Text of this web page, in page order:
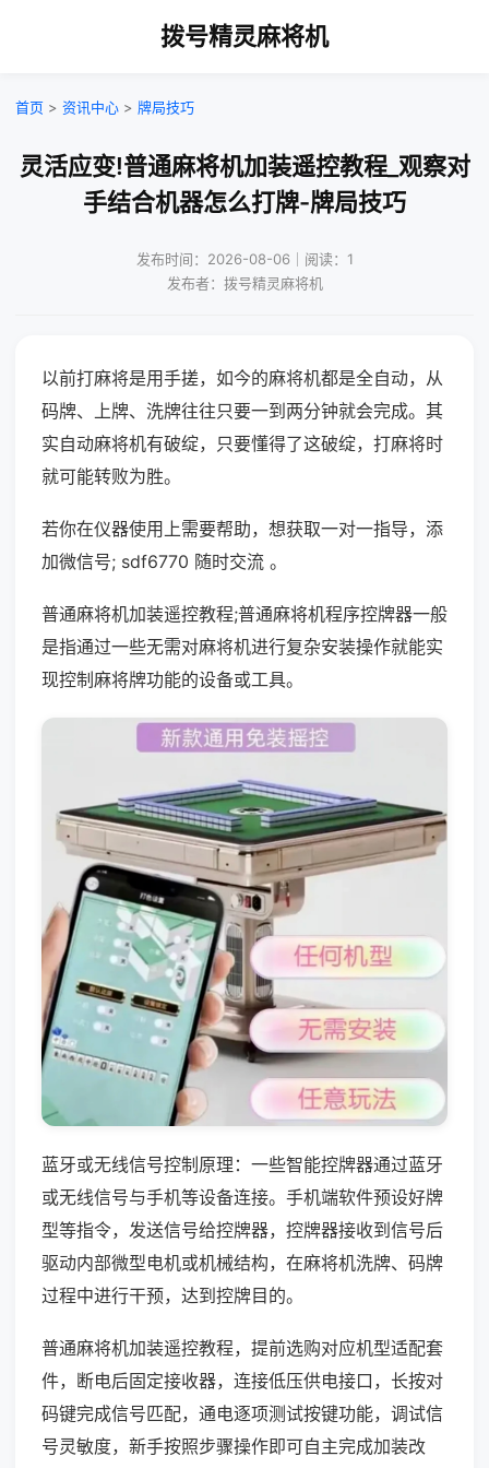
拨号精灵麻将机
首页 > 资讯中心 > 牌局技巧
灵活应变!普通麻将机加装遥控教程_观察对
手结合机器怎么打牌-牌局技巧
发布时间：2026-08-06｜阅读：1
发布者：拨号精灵麻将机
以前打麻将是用手搓，如今的麻将机都是全自动，从
码牌、上牌、洗牌往往只要一到两分钟就会完成。其
实自动麻将机有破绽，只要懂得了这破绽，打麻将时
就可能转败为胜。
若你在仪器使用上需要帮助，想获取一对一指导，添
加微信号; sdf6770 随时交流 。
普通麻将机加装遥控教程;普通麻将机程序控牌器一般
是指通过一些无需对麻将机进行复杂安装操作就能实
现控制麻将牌功能的设备或工具。
蓝牙或无线信号控制原理：一些智能控牌器通过蓝牙
或无线信号与手机等设备连接。手机端软件预设好牌
型等指令，发送信号给控牌器，控牌器接收到信号后
驱动内部微型电机或机械结构，在麻将机洗牌、码牌
过程中进行干预，达到控牌目的。
普通麻将机加装遥控教程，提前选购对应机型适配套
件，断电后固定接收器，连接低压供电接口，长按对
码键完成信号匹配，通电逐项测试按键功能，调试信
号灵敏度，新手按照步骤操作即可自主完成加装改